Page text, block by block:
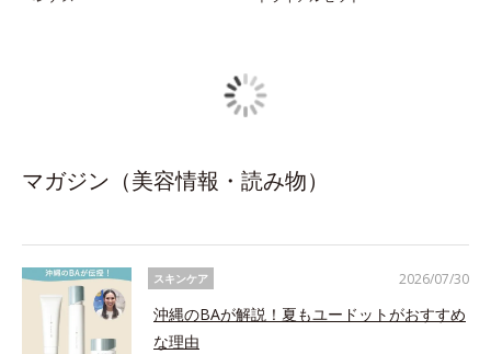
マガジン（美容情報・読み物）
スキンケア
沖縄のBAが解説！夏もユードットがおすすめ
な理由
2026/07/30